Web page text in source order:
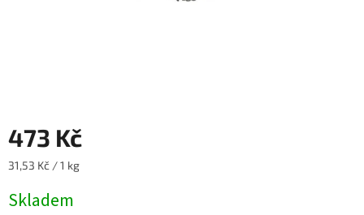
473 Kč
Měrná
31,53 Kč / 1 kg
Skladem